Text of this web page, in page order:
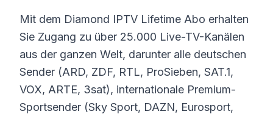
Mit dem Diamond IPTV Lifetime Abo erhalten
Sie Zugang zu über 25.000 Live-TV-Kanälen
aus der ganzen Welt, darunter alle deutschen
Sender (ARD, ZDF, RTL, ProSieben, SAT.1,
VOX, ARTE, 3sat), internationale Premium-
Sportsender (Sky Sport, DAZN, Eurosport,